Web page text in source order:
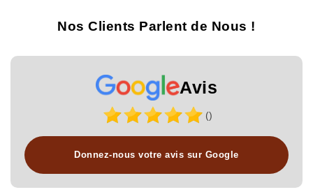
Nos Clients Parlent de Nous !
Avis
()
Donnez-nous votre avis sur Google